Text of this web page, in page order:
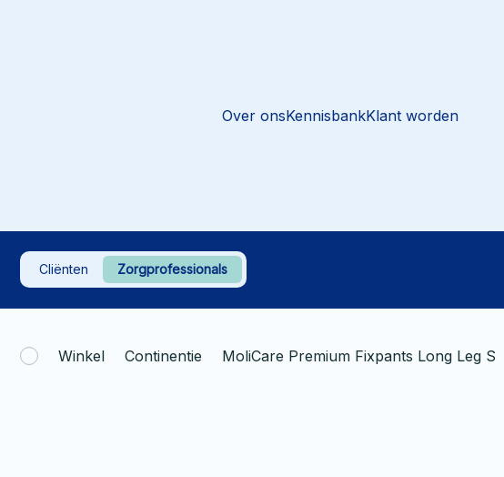
Over onsKennisbankKlant worden
Cliënten Zorgprofessionals
Winkel Continentie MoliCare Premium Fixpants Long Leg S